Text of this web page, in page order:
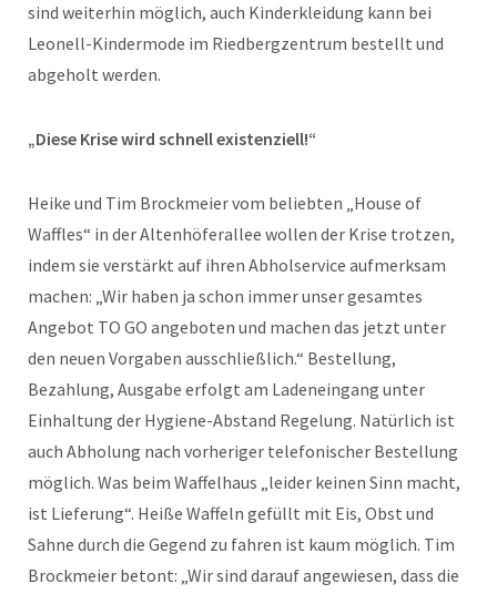
sind weiterhin möglich, auch Kinderkleidung kann bei
Leonell-Kindermode im Riedbergzentrum bestellt und
abgeholt werden.
„Diese Krise wird schnell existenziell!“
Heike und Tim Brockmeier vom beliebten „House of
Waffles“ in der Altenhöferallee wollen der Krise trotzen,
indem sie verstärkt auf ihren Abholservice aufmerksam
machen: „Wir haben ja schon immer unser gesamtes
Angebot TO GO angeboten und machen das jetzt unter
den neuen Vorgaben ausschließlich.“ Bestellung,
Bezahlung, Ausgabe erfolgt am Ladeneingang unter
Einhaltung der Hygiene-Abstand Regelung. Natürlich ist
auch Abholung nach vorheriger telefonischer Bestellung
möglich. Was beim Waffelhaus „leider keinen Sinn macht,
ist Lieferung“. Heiße Waffeln gefüllt mit Eis, Obst und
Sahne durch die Gegend zu fahren ist kaum möglich. Tim
Brockmeier betont: „Wir sind darauf angewiesen, dass die